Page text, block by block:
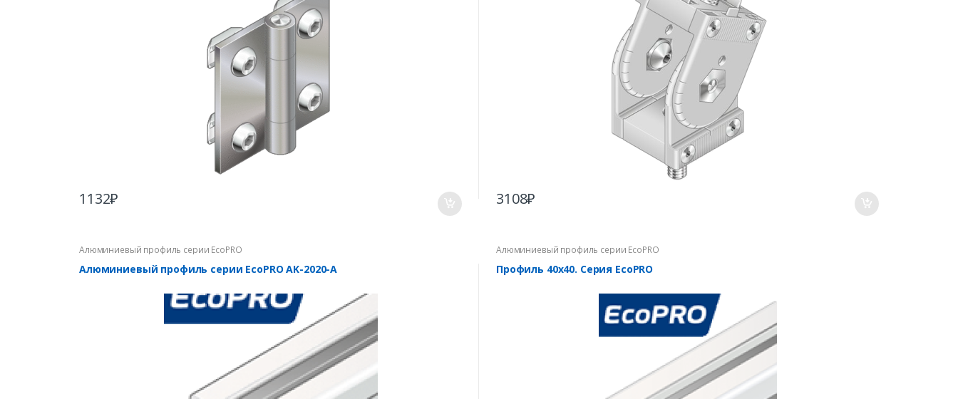
1132₽ 3108₽
Алюминиевый профиль серии EcoPRO
Алюминиевый профиль серии EcoPRO AK-2020-A
Алюминиевый профиль серии EcoPRO
Профиль 40х40. Серия EcoPRO